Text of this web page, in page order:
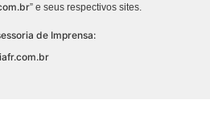
” e seus respectivos sites.
de Imprensa: